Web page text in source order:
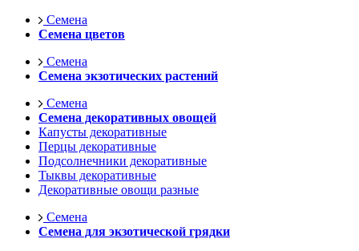
Семена
Семена цветов
Семена
Семена экзотических растений
Семена
Семена декоративных овощей
Капусты декоративные
Перцы декоративные
Подсолнечники декоративные
Тыквы декоративные
Декоративные овощи разные
Семена
Семена для экзотической грядки